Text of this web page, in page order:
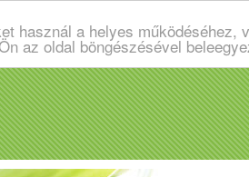
használ a helyes
az oldal böngészésével